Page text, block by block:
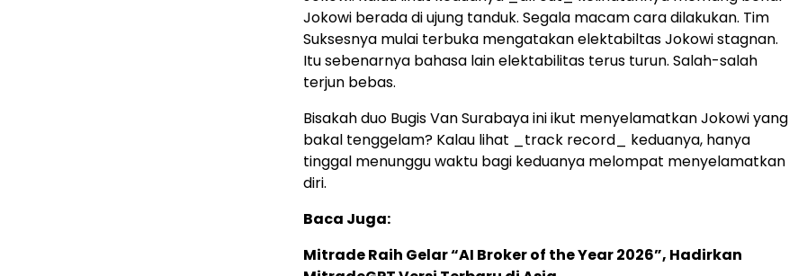
Jokowi berada di ujung tanduk. Segala macam cara dilakukan. Tim
Suksesnya mulai terbuka mengatakan elektabiltas Jokowi stagnan.
Itu sebenarnya bahasa lain elektabilitas terus turun. Salah-salah
terjun bebas.
Bisakah duo Bugis Van Surabaya ini ikut menyelamatkan Jokowi yang
bakal tenggelam? Kalau lihat _track record_ keduanya, hanya
tinggal menunggu waktu bagi keduanya melompat menyelamatkan
diri.
Baca Juga:
Mitrade Raih Gelar “AI Broker of the Year 2026”, Hadirkan